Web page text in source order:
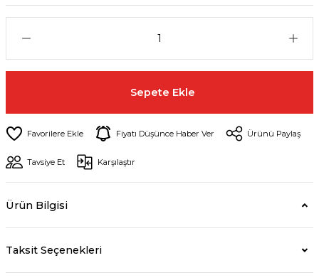
Sepete Ekle
Fiyatı Düşünce Haber Ver Ürünü Paylaş
Tavsiye Et Karşılaştır
Ürün Bilgisi
Taksit Seçenekleri